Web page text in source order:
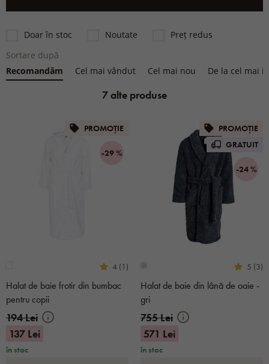
halate din bumbac.
7 alte produse
Doar în stoc Noutate
Preț redus
Sortare după
Recomandăm
Cel mai vândut Cel mai nou De la cel mai
PROMOȚIE
-29 %
4 (1)
Halat de baie frotir din bumbac
pentru copii
194 Lei
137 Lei
în stoc
PROMOȚIE
GRATUIT
-24 %
5 (3)
Halat de baie din lână de oaie -
gri
755 Lei
571 Lei
în stoc